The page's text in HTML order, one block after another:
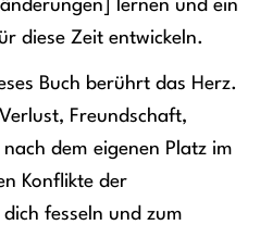
lernen und ein
diese Zeit entwickeln.
Buch berührt das Herz.
Freundschaft,
dem eigenen Platz im
Konflikte der
fesseln und zum